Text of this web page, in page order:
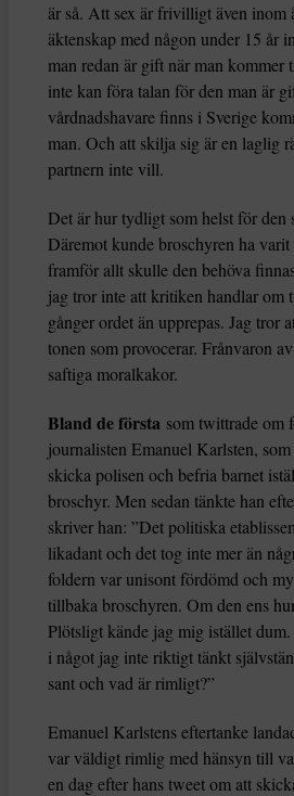
är så. Att sex är frivilligt även inom
äktenskap med någon under 15 år
man redan är gift när man kommer
inte kan föra talan för den man är
vårdnadshavare finns i Sverige
man. Och att skilja sig är en laglig
partnern inte vill.
Det är hur tydligt som helst för den
Däremot kunde broschyren ha
framför allt skulle den behöva
jag tror inte att kritiken handlar om
gånger ordet än upprepas. Jag tror
tonen som provocerar. Frånvaron
saftiga moralkakor.
Bland de första som twittrade om
journalisten Emanuel Karlsten,
skicka polisen och befria barnet
broschyr. Men sedan tänkte han
skriver han: ”Det politiska
likadant och det tog inte mer än
foldern var unisont fördömd och
tillbaka broschyren. Om den ens
Plötsligt kände jag mig istället
i något jag inte riktigt tänkt
sant och vad är rimligt?”
Emanuel Karlstens eftertanke
var väldigt rimlig med hänsyn till
en dag efter hans tweet om att